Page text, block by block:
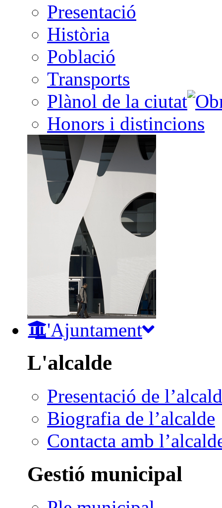
Presentació
Història
Població
Transports
Plànol de la ciutat
Honors i distincions
L'Ajuntament
L'alcalde
Presentació de
Biografia de l’alcalde
Contacta amb
Gestió municipal